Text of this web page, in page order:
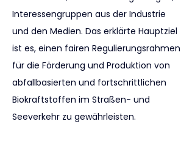
Interessengruppen aus der Industrie
und den Medien. Das erklärte Hauptziel
ist es, einen fairen Regulierungsrahmen
für die Förderung und Produktion von
abfallbasierten und fortschrittlichen
Biokraftstoffen im Straßen- und
Seeverkehr zu gewährleisten.